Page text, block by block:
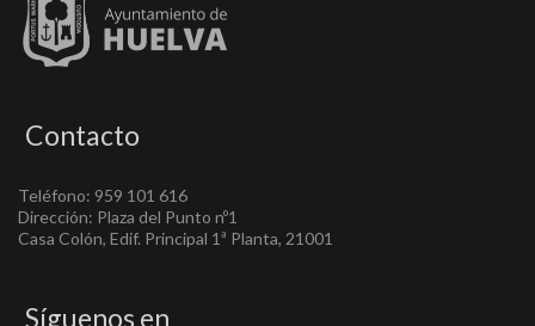
Contacto
Teléfono: 959 101 616
Dirección: Plaza del Punto nº1
Casa Colón, Edif. Principal 1ª Planta, 21001
Síguenos en